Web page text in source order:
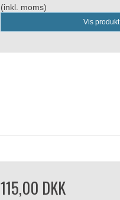
(inkl. moms)
Vis produkt
115,00 DKK